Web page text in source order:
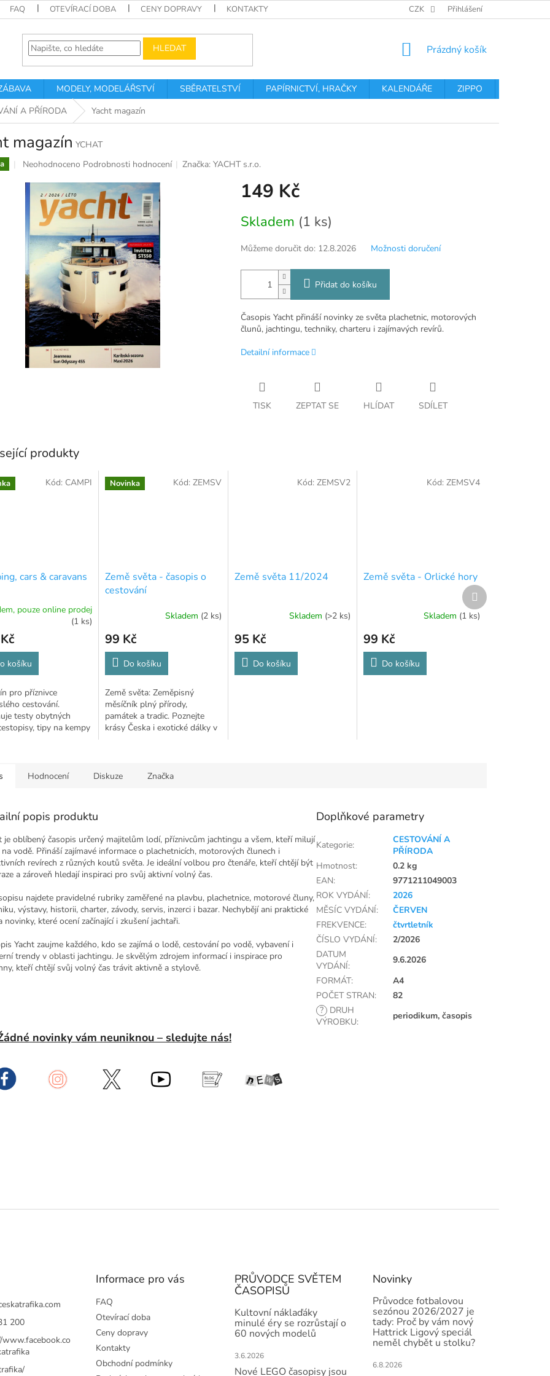
FAQ OTEVÍRACÍ DOBA CENY DOPRAVY KONTAKTY PODMÍNKY OCHRANY OSOBNÍCH
CZK Přihlášení
HLEDAT
NÁKUPNÍ
Prázdný košík
MODELY, MODELÁŘSTVÍ SBĚRATELSTVÍ PAPÍRNICTVÍ, HRAČKY KALENDÁŘE ZIPPO
A PŘÍRODA Yacht magazín
magazín YCHAT
Průměrné
produktu
je
5
hvězdiček.
Neohodnoceno Podrobnosti hodnocení Značka:YACHT s.r.o.
149 Kč
cena:
Skladem (1 ks)
Můžeme doručit do: 12.8.2026 Možnosti doručení
Přidat do košíku
Časopis Yacht přináší novinky ze světa plachetnic, motorových
člunů, jachtingu, techniky, charteru i zajímavých revírů.
Detailní informace
TISK ZEPTAT SE HLÍDAT SDÍLET
produkty
cars & caravans
pouze online prodej
(1 ks)
košíku
pro příznivce
cestování.
testy obytných
tipy na kempy
Kód: CAMPI Novinka
Země světa - časopis o
cestování
Skladem (2 ks)
99 Kč
Do košíku
Země světa: Zeměpisný
měsíčník plný přírody,
památek a tradic. Poznejte
krásy Česka i exotické dálky v
Kód: ZEMSV
Země světa 11/2024
Skladem (>2 ks)
95 Kč
Do košíku
Kód:ZEMSV2
Země světa - Orlické hory
Skladem (1 ks)
99 Kč
Do košíku
Kód: ZEMSV4
Další
produkt
Hodnocení Diskuze Značka
popis produktu
je oblíbený časopis určený majitelům lodí, příznivcům jachtingu a všem, kteří milují
vodě. Přináší zajímavé informace o plachetnicích, motorových člunech i
revírech z různých koutů světa. Je ideální volbou pro čtenáře, kteří chtějí být
a zároveň hledají inspiraci pro svůj aktivní volný čas.
najdete pravidelné rubriky zaměřené na plavbu, plachetnice, motorové čluny,
výstavy, historii, charter, závody, servis, inzerci i bazar. Nechybějí ani praktické
novinky, které ocení začínající i zkušení jachtaři.
Yacht zaujme každého, kdo se zajímá o lodě, cestování po vodě, vybavení i
trendy v oblasti jachtingu. Je skvělým zdrojem informací i inspirace pro
kteří chtějí svůj volný čas trávit aktivně a stylově.
novinky vám neuniknou – sledujte nás!
Doplňkové parametry
Kategorie:
CESTOVÁNÍ A
PŘÍRODA
Hmotnost:
0.2 kg
EAN:
9771211049003
ROK VYDÁNÍ:
2026
MĚSÍC VYDÁNÍ:
ČERVEN
FREKVENCE:
čtvrtletník
ČÍSLO VYDÁNÍ:
2/2026
DATUM
VYDÁNÍ:
9.6.2026
FORMÁT:
A4
POČET STRAN:
82
? DRUH
VÝROBKU:
periodikum, časopis
200
Informace pro vás
FAQ
Otevírací doba
Ceny dopravy
Kontakty
Obchodní podmínky
PRŮVODCE SVĚTEM
ČASOPISŮ
Kultovní náklaďáky
minulé éry se rozrůstají o
60 nových modelů
3.6.2026
Nové LEGO časopisy jsou
Novinky
Průvodce fotbalovou
sezónou 2026/2027 je
tady: Proč by vám nový
Hattrick Ligový speciál
neměl chybět u stolku?
6.8.2026